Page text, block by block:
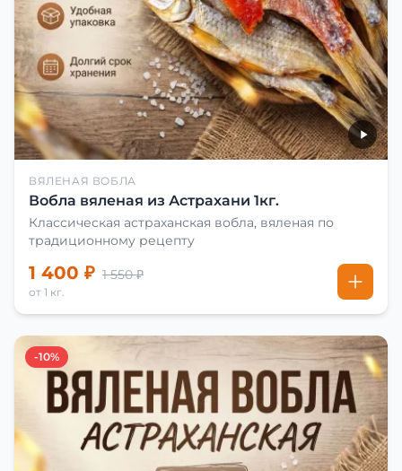
ВЯЛЕНАЯ ВОБЛА
Вобла вяленая из Астрахани 1кг.
Классическая астраханская вобла, вяленая по
традиционному рецепту
1 400 ₽ 1 550 ₽
от 1 кг.
-10%